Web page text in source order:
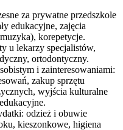
za prywatne przedszkole
edukacyjne, zajęcia
korepetycje.
u lekarzy specjalistów,
ortodontyczny.
i zainteresowaniami:
zakup sprzętu
wyjścia kulturalne
odzież i obuwie
kieszonkowe, higiena